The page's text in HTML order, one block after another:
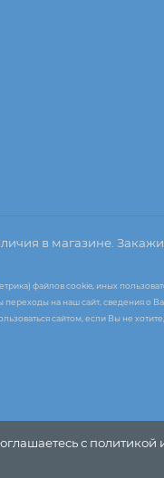
с политикой
в магазине.
файлов cookie, иных
на наш сайт, сведения о
сайтом, если Вы не